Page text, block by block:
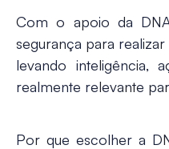
Com o apoio da
segurança para
levando inteligência,
realmente relevante
Por que escolher a